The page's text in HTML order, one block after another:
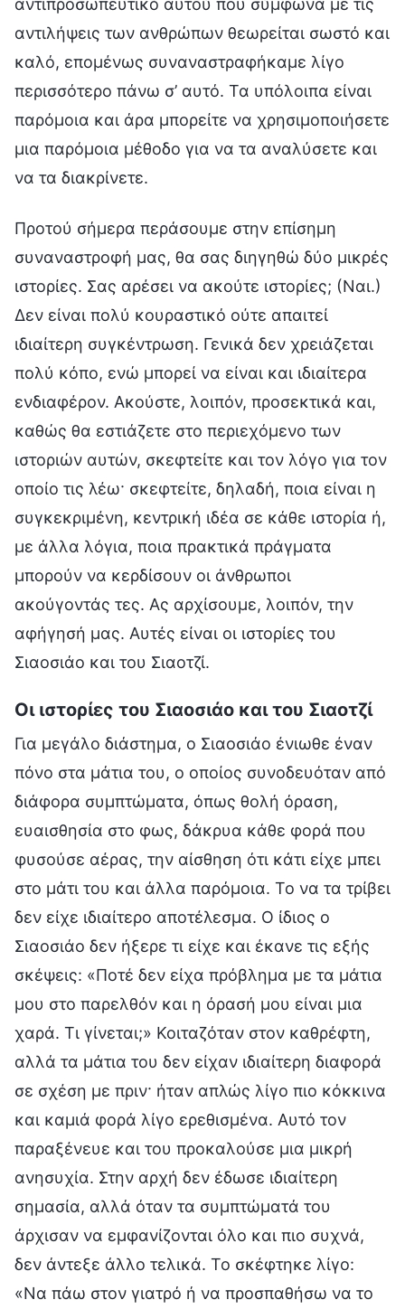
αντιλήψεις των ανθρώπων θεωρείται σωστό και
καλό, επομένως συναναστραφήκαμε λίγο
περισσότερο πάνω σ’ αυτό. Τα υπόλοιπα είναι
παρόμοια και άρα μπορείτε να χρησιμοποιήσετε
μια παρόμοια μέθοδο για να τα αναλύσετε και
να τα διακρίνετε.
Προτού σήμερα περάσουμε στην επίσημη
συναναστροφή μας, θα σας διηγηθώ δύο μικρές
ιστορίες. Σας αρέσει να ακούτε ιστορίες; (Ναι.)
Δεν είναι πολύ κουραστικό ούτε απαιτεί
ιδιαίτερη συγκέντρωση. Γενικά δεν χρειάζεται
πολύ κόπο, ενώ μπορεί να είναι και ιδιαίτερα
ενδιαφέρον. Ακούστε, λοιπόν, προσεκτικά και,
καθώς θα εστιάζετε στο περιεχόμενο των
ιστοριών αυτών, σκεφτείτε και τον λόγο για τον
οποίο τις λέω· σκεφτείτε, δηλαδή, ποια είναι η
συγκεκριμένη, κεντρική ιδέα σε κάθε ιστορία ή,
με άλλα λόγια, ποια πρακτικά πράγματα
μπορούν να κερδίσουν οι άνθρωποι
ακούγοντάς τες. Ας αρχίσουμε, λοιπόν, την
αφήγησή μας. Αυτές είναι οι ιστορίες του
Σιαοσιάο και του Σιαοτζί.
Οι ιστορίες του Σιαοσιάο και του Σιαοτζί
Για μεγάλο διάστημα, ο Σιαοσιάο ένιωθε έναν
πόνο στα μάτια του, ο οποίος συνοδευόταν από
διάφορα συμπτώματα, όπως θολή όραση,
ευαισθησία στο φως, δάκρυα κάθε φορά που
φυσούσε αέρας, την αίσθηση ότι κάτι είχε μπει
στο μάτι του και άλλα παρόμοια. Το να τα τρίβει
δεν είχε ιδιαίτερο αποτέλεσμα. Ο ίδιος ο
Σιαοσιάο δεν ήξερε τι είχε και έκανε τις εξής
σκέψεις: «Ποτέ δεν είχα πρόβλημα με τα μάτια
μου στο παρελθόν και η όρασή μου είναι μια
χαρά. Τι γίνεται;» Κοιταζόταν στον καθρέφτη,
αλλά τα μάτια του δεν είχαν ιδιαίτερη διαφορά
σε σχέση με πριν· ήταν απλώς λίγο πιο κόκκινα
και καμιά φορά λίγο ερεθισμένα. Αυτό τον
παραξένευε και του προκαλούσε μια μικρή
ανησυχία. Στην αρχή δεν έδωσε ιδιαίτερη
σημασία, αλλά όταν τα συμπτώματά του
άρχισαν να εμφανίζονται όλο και πιο συχνά,
δεν άντεξε άλλο τελικά. Το σκέφτηκε λίγο:
«Να πάω στον γιατρό ή να προσπαθήσω να το